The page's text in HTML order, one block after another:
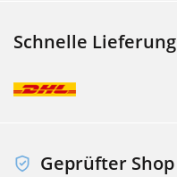
Schnelle Lieferung
Geprüfter Shop